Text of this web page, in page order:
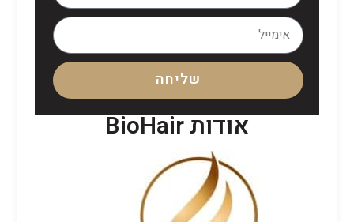
שליחה
אודות BioHair